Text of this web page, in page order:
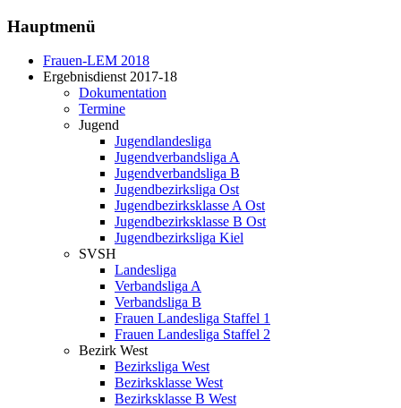
Hauptmenü
Frauen-LEM 2018
Ergebnisdienst 2017-18
Dokumentation
Termine
Jugend
Jugendlandesliga
Jugendverbandsliga A
Jugendverbandsliga B
Jugendbezirksliga Ost
Jugendbezirksklasse A Ost
Jugendbezirksklasse B Ost
Jugendbezirksliga Kiel
SVSH
Landesliga
Verbandsliga A
Verbandsliga B
Frauen Landesliga Staffel 1
Frauen Landesliga Staffel 2
Bezirk West
Bezirksliga West
Bezirksklasse West
Bezirksklasse B West